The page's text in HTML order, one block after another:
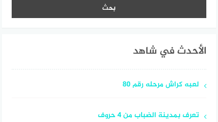
الأحدث في شاهد
لعبه كراش مرحله رقم 80
تعرف بمدينة الضباب من 4 حروف